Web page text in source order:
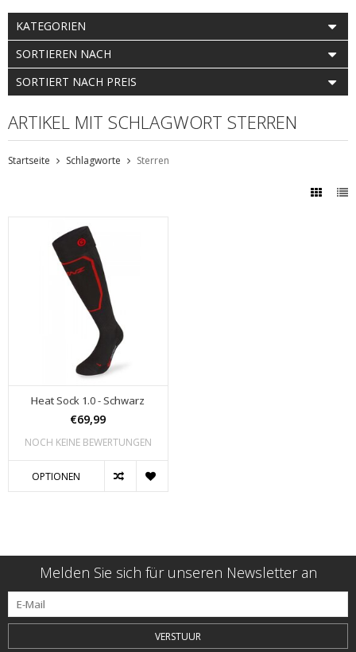
KATEGORIEN
SORTIEREN NACH
SORTIERT NACH PREIS
ARTIKEL MIT SCHLAGWORT STERREN
Startseite Schlagworte Sterren
Heat Sock 1.0 - Schwarz
€69,99
NOCH KEINE BEWERTUNGEN
OPTIONEN
Melden Sie sich für unseren Newsletter an
VERSTUUR